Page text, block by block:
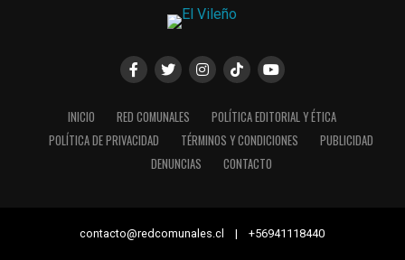
INICIO RED COMUNALES
POLÍTICA EDITORIAL Y ÉTICA
POLÍTICA DE PRIVACIDAD
TÉRMINOS Y CONDICIONES
PUBLICIDAD
DENUNCIAS
CONTACTO
contacto@redcomunales.cl | +56941118440